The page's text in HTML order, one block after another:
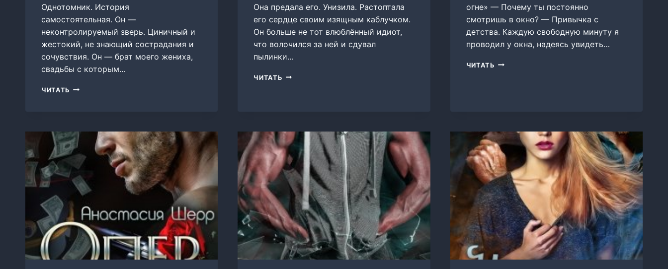
Однотомник. История
самостоятельная. Он —
неконтролируемый зверь. Циничный и
жестокий, не знающий сострадания и
сочувствия. Он — брат моего жениха,
свадьбы с которым…
ЧИТАТЬ ВАЛИД
Она предала его. Унизила. Растоптала
его сердце своим изящным каблучком.
Он больше не тот влюблённый идиот,
что волочился за ней и сдувал
пылинки…
ЧИТАТЬ КАИН
огне» — Почему ты постоянно
смотришь в окно? — Привычка с
детства. Каждую свободную минуту я
проводил у окна, надеясь увидеть…
ЧИТАТЬ САИД